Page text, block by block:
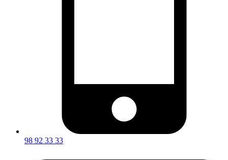
98 92 33 33